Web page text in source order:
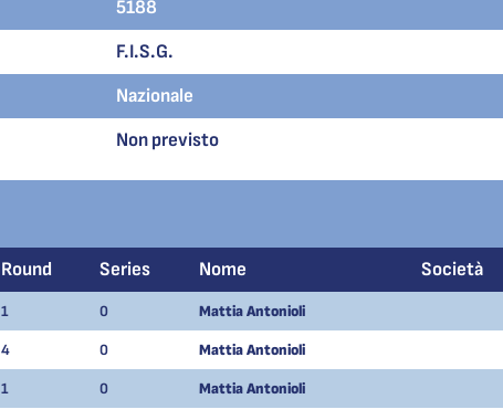
5188
F.I.S.G.
Nazionale
Non previsto
Round Series Nome Società
1 0 Mattia Antonioli
4 0 Mattia Antonioli
1 0 Mattia Antonioli